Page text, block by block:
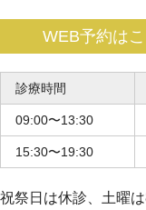
WEB予約は
診療時間
09:00〜13:30
15:30〜19:30
祝祭日は休診、土曜